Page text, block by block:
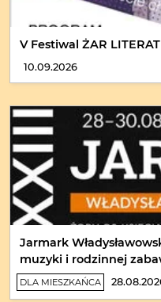
V Festiwal ŻAR
10.09.2026
Jarmark
muzyki i rodzinnej
DLA MIESZKAŃCA